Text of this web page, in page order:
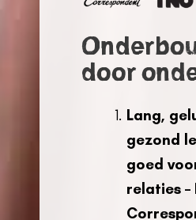
door
Lang,
gezond
goed
relaties –